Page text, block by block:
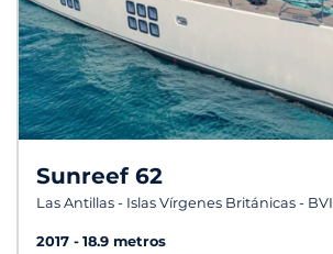
Sunreef 62
Las Antillas - Islas Vírgenes Británicas - BVI
2017
18.9 metros